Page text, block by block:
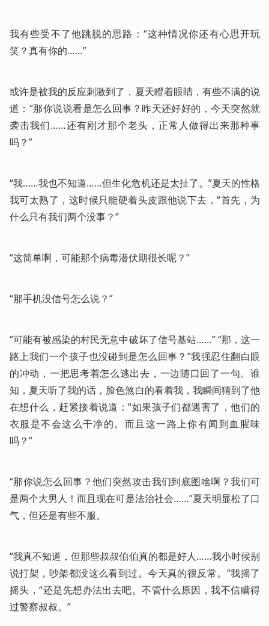
我有些受不了他跳脱的思路：“这种情况你还有心思开玩
笑？真有你的……”
或许是被我的反应刺激到了，夏天瞪着眼睛，有些不满的说
道：“那你说说看是怎么回事？昨天还好好的，今天突然就
袭击我们……还有刚才那个老头，正常人做得出来那种事
吗？”
“我……我也不知道……但生化危机还是太扯了。”夏天的性格
我可太熟了，这时候只能硬着头皮跟他说下去，“首先，为
什么只有我们两个没事？”
“这简单啊，可能那个病毒潜伏期很长呢？”
“那手机没信号怎么说？”
“可能有被感染的村民无意中破坏了信号基站……” “那，这一
路上我们一个孩子也没碰到是怎么回事？”我强忍住翻白眼
的冲动，一把思考着怎么逃出去，一边随口回了一句。谁
知，夏天听了我的话，脸色煞白的看着我，我瞬间猜到了他
在想什么，赶紧接着说道：“如果孩子们都遇害了，他们的
衣服是不会这么干净的。而且这一路上你有闻到血腥味
吗？”
“那你说怎么回事？他们突然攻击我们到底图啥啊？我们可
是两个大男人！而且现在可是法治社会……”夏天明显松了口
气，但还是有些不服。
“我真不知道，但那些叔叔伯伯真的都是好人……我小时候别
说打架，吵架都没这么看到过。今天真的很反常。”我摇了
摇头，“还是先想办法出去吧。不管什么原因，我不信瞒得
过警察叔叔。”